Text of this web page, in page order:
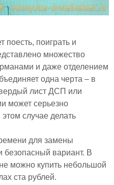
поиграть и
множество
и даже отделением
одна черта – в
лист ДСП или
может серьезно
случае делать
для замены
безопасный вариант. В
можно купить небольшой
ста рублей.